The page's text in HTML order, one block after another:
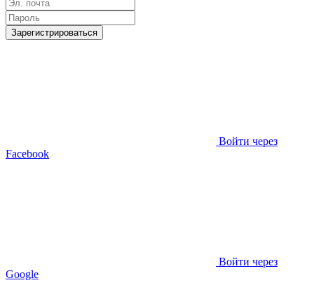
Зарегистрироваться
Войти через
Facebook
Войти через
Google